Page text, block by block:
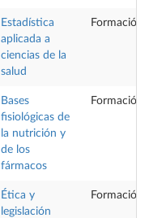
Estadística
aplicada a
ciencias de la
salud
Formación
Bases
fisiológicas de
la nutrición y
de los
fármacos
Formación
Ética y
legislación
Formación